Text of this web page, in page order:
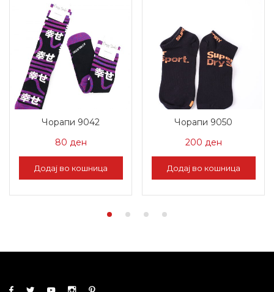
Чорапи 9042
80 ден
Додај во кошница
Чорапи 9050
200 ден
Додај во кошница